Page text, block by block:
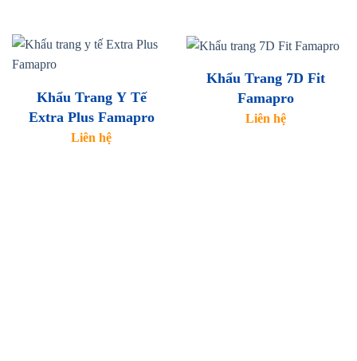
Khẩu Trang Y Tế
Extra Plus Famapro
Liên hệ
Khẩu Trang 7D Fit
Famapro
Liên hệ